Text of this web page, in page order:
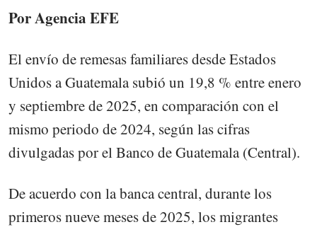
Por Agencia EFE
El envío de remesas familiares desde Estados
Unidos a Guatemala subió un 19,8 % entre enero
y septiembre de 2025, en comparación con el
mismo periodo de 2024, según las cifras
divulgadas por el Banco de Guatemala (Central).
De acuerdo con la banca central, durante los
primeros nueve meses de 2025, los migrantes